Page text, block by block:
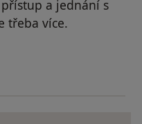
a jednání s
třeba více.
Váš účet byl odstraněn